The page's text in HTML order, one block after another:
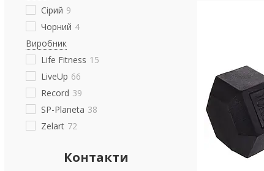
Сірий 9
Чорний 4
Виробник
Life Fitness 15
LiveUp 66
Record 39
SP-Planeta 38
Zelart 72
Контакти